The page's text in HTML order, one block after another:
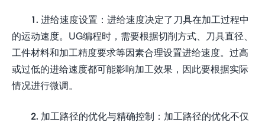
1. 进给速度设置：进给速度决定了刀具在加工过程中
的运动速度。UG编程时，需要根据切削方式、刀具直径、
工件材料和加工精度要求等因素合理设置进给速度。过高
或过低的进给速度都可能影响加工效果，因此要根据实际
情况进行微调。
2. 加工路径的优化与精确控制：加工路径的优化不仅